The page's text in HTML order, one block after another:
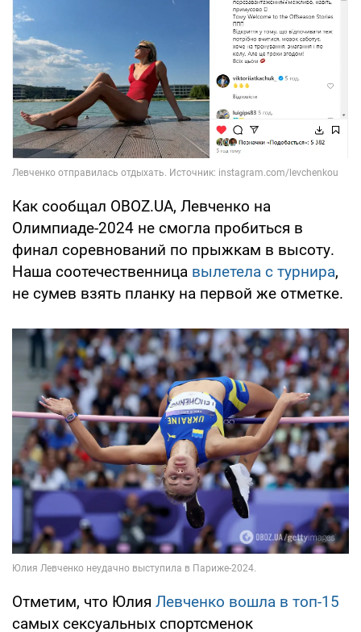
Как сообщал OBOZ.UA, Левченко на
Олимпиаде-2024 не смогла пробиться в
финал соревнований по прыжкам в высоту.
Наша соотечественница вылетела с турнира,
не сумев взять планку на первой же отметке.
Отметим, что Юлия Левченко вошла в топ-15
самых сексуальных спортсменок